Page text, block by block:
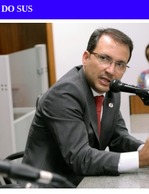
DO SUS